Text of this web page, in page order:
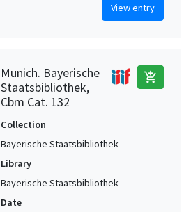
View entry
Munich. Bayerische
Staatsbibliothek,
Cbm Cat. 132
add_shopping_cart
Collection
Bayerische Staatsbibliothek
Library
Bayerische Staatsbibliothek
Date